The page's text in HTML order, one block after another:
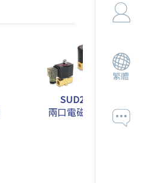
SUD2
兩口電磁閥
繁體